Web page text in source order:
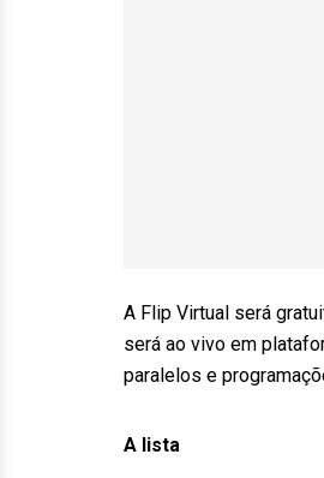
A Flip Virtual será
será ao vivo em
paralelos e
A lista